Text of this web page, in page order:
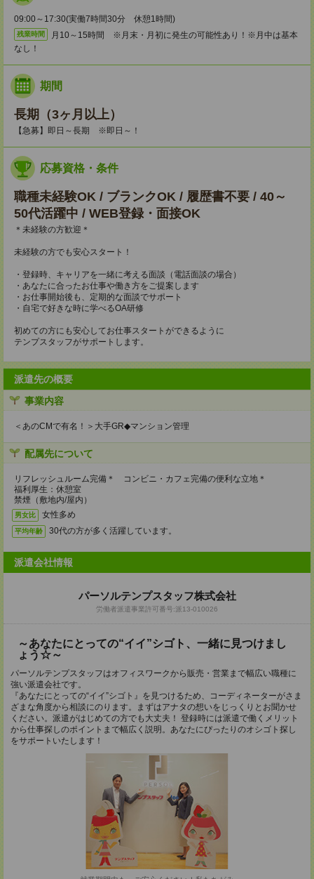
09:00～17:30(実働7時間30分 休憩1時間)
残業時間
月10～15時間 ※月末・月初に発生の可能性あり！※月中は基本
なし！
期間
長期（3ヶ月以上）
【急募】即日～長期 ※即日～！
応募資格・条件
職種未経験OK / ブランクOK / 履歴書不要 / 40～
50代活躍中 / WEB登録・面接OK
＊未経験の方歓迎＊
未経験の方でも安心スタート！
・登録時、キャリアを一緒に考える面談（電話面談の場合）
・あなたに合ったお仕事や働き方をご提案します
・お仕事開始後も、定期的な面談でサポート
・自宅で好きな時に学べるOA研修
初めての方にも安心してお仕事スタートができるように
テンプスタッフがサポートします。
派遣先の概要
事業内容
＜あのCMで有名！＞大手GR◆マンション管理
配属先について
リフレッシュルーム完備＊ コンビニ・カフェ完備の便利な立地＊
福利厚生：休憩室
禁煙（敷地内/屋内）
男女比 女性多め
平均年齢 30代の方が多く活躍しています。
派遣会社情報
パーソルテンプスタッフ株式会社
労働者派遣事業許可番号:派13-010026
～あなたにとっての“イイ”シゴト、一緒に見つけまし
ょう☆～
パーソルテンプスタッフはオフィスワークから販売・営業まで幅広い職種に
強い派遣会社です。
『あなたにとっての“イイ”シゴト』を見つけるため、コーディネーターがさま
ざまな角度から相談にのります。まずはアナタの想いをじっくりとお聞かせ
ください。派遣がはじめての方でも大丈夫！ 登録時には派遣で働くメリット
から仕事探しのポイントまで幅広く説明。あなたにぴったりのオシゴト探し
をサポートいたします！